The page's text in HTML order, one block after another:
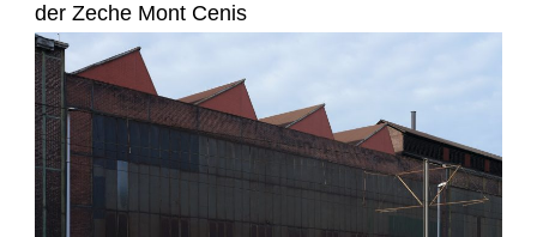
der Zeche Mont Cenis